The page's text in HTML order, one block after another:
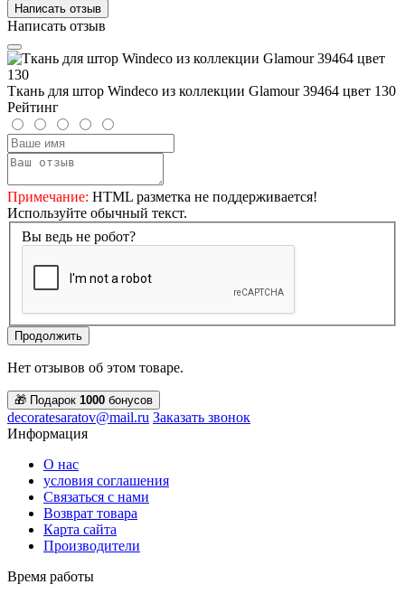
Написать отзыв
Написать отзыв
Ткань для штор Windeco из коллекции Glamour 39464 цвет 130
Рейтинг
Примечание: HTML разметка не поддерживается!
Используйте обычный текст.
Вы ведь не робот?
Продолжить
Нет отзывов об этом товаре.
🎁 Подарок 1000 бонусов
decoratesaratov@mail.ru Заказать звонок
Информация
О нас
условия соглашения
Связаться с нами
Возврат товара
Карта сайта
Производители
Время работы